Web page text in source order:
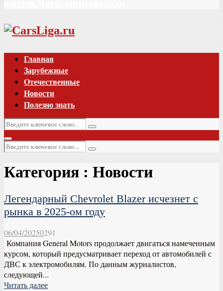
Vk
Главная
Зарубежные
Отечественные
Новости
Полезно знать
Искать:
Поиск
Основное
меню
Искать:
Поиск
Категория : Новости
Легендарный Chevrolet Blazer исчезнет с
рынка в 2025-ом году
06/04/20250291
Компания General Motors продолжает двигаться намеченным
курсом, который предусматривает переход от автомобилей с
ДВС к электромобилям. По данным журналистов,
следующей...
Читать далее